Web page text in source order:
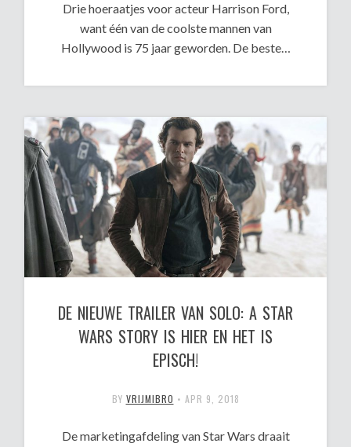
Drie hoeraatjes voor acteur Harrison Ford,
want één van de coolste mannen van
Hollywood is 75 jaar geworden. De beste…
DE NIEUWE TRAILER VAN SOLO: A STAR
WARS STORY IS HIER EN HET IS
EPISCH!
BY VRIJMIBRO • APR 9, 2018
De marketingafdeling van Star Wars draait